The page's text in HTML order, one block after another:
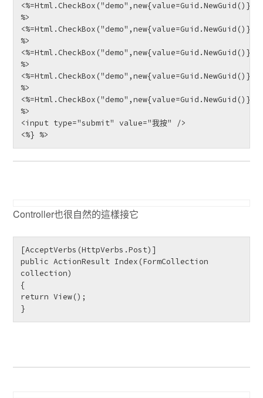
<%=Html.CheckBox("demo",new{value=Guid.NewGuid()})
%>
<%=Html.CheckBox("demo",new{value=Guid.NewGuid()})
%>
<%=Html.CheckBox("demo",new{value=Guid.NewGuid()})
%>
<%=Html.CheckBox("demo",new{value=Guid.NewGuid()})
%>
<%=Html.CheckBox("demo",new{value=Guid.NewGuid()})
%>
<input type="submit" value="我按" />
<%} %>
Controller也很自然的這樣接它
[AcceptVerbs(HttpVerbs.Post)]
public ActionResult Index(FormCollection
collection)
{
return View();
}